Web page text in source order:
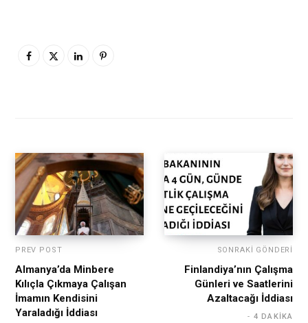
PREV POST
Almanya’da Minbere
Kılıçla Çıkmaya Çalışan
İmamın Kendisini
Yaraladığı İddiası
SONRAKI GÖNDERI
Finlandiya’nın Çalışma
Günleri ve Saatlerini
Azaltacağı İddiası
4 DAKIKA